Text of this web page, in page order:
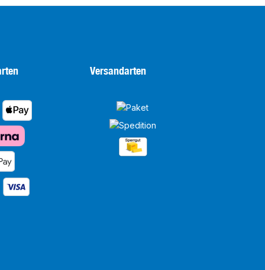
Versandarten